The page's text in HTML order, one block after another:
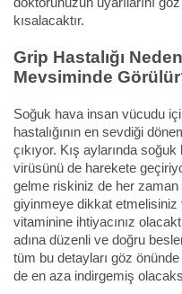
kısalacaktır.
Grip Hastalığı
Mevsiminde
Soğuk hava insan vücudu
hastalığının en sevdiği
çıkıyor. Kış aylarında
virüsünü de harekete
gelme riskiniz de her zaman
giyinmeye dikkat etmelisiniz
vitaminine ihtiyacınız
adına düzenli ve doğru
tüm bu detayları göz
de en aza indirgemiş